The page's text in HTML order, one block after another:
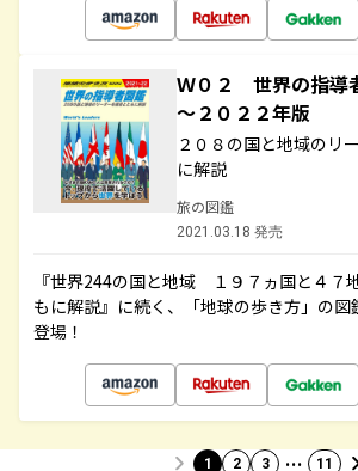
Ｗ０２ 世界の指導
～２０２２年版
２０８の国と地域のリ
に解説
旅の図鑑
2021.03.18 発売
『世界244の国と地域 １９７ヵ国と４７
もに解説』に続く、「地球の歩き方」の図
登場！
1 2 3 … 11